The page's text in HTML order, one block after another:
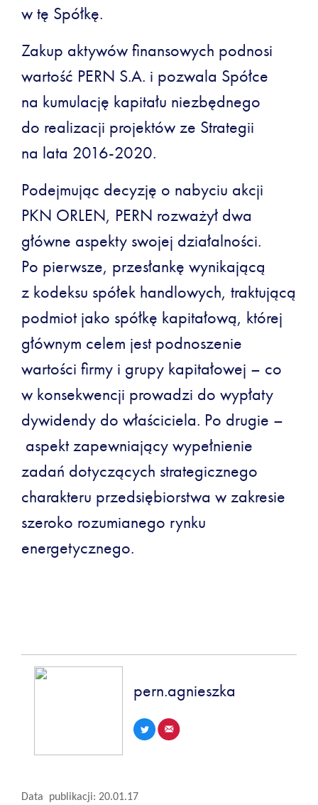
w tę Spółkę.
Zakup aktywów finansowych podnosi
wartość PERN S.A. i pozwala Spółce
na kumulację kapitału niezbędnego
do realizacji projektów ze Strategii
na lata 2016-2020.
Podejmując decyzję o nabyciu akcji
PKN ORLEN, PERN rozważył dwa
główne aspekty swojej działalności.
Po pierwsze, przesłankę wynikającą
z kodeksu spółek handlowych, traktującą
podmiot jako spółkę kapitałową, której
głównym celem jest podnoszenie
wartości firmy i grupy kapitałowej – co
w konsekwencji prowadzi do wypłaty
dywidendy do właściciela. Po drugie –
aspekt zapewniający wypełnienie
zadań dotyczących strategicznego
charakteru przedsiębiorstwa w zakresie
szeroko rozumianego rynku
energetycznego.
pern.agnieszka
Data publikacji: 20.01.17